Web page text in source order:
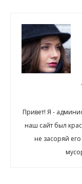
Привет! Я -
наш сайт был
не засоряй